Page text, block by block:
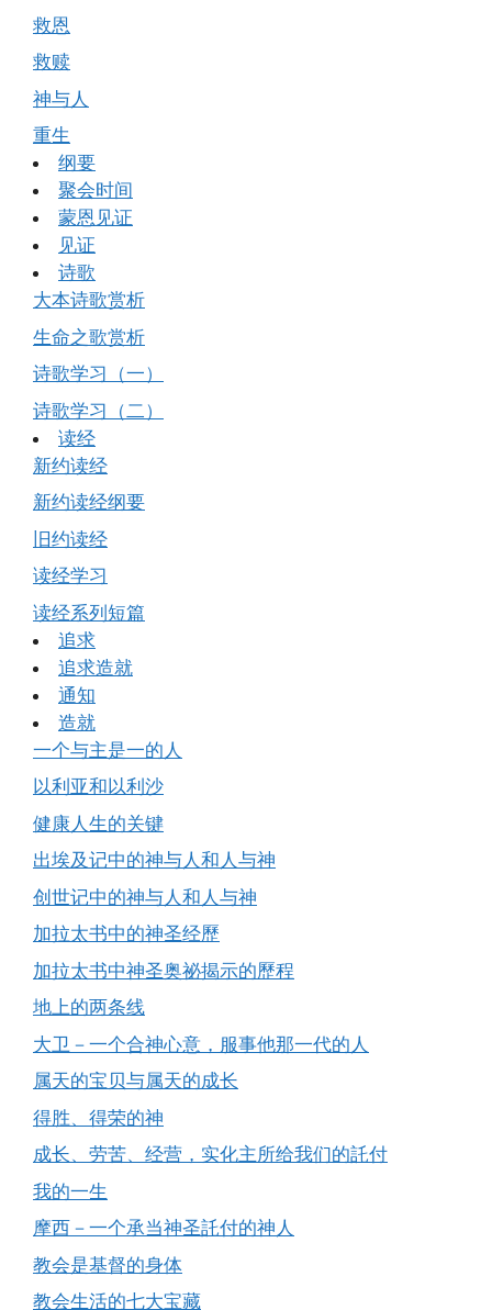
救恩
救赎
神与人
重生
纲要
聚会时间
蒙恩见证
见证
诗歌
大本诗歌赏析
生命之歌赏析
诗歌学习（一）
诗歌学习（二）
读经
新约读经
新约读经纲要
旧约读经
读经学习
读经系列短篇
追求
追求造就
通知
造就
一个与主是一的人
以利亚和以利沙
健康人生的关键
出埃及记中的神与人和人与神
创世记中的神与人和人与神
加拉太书中的神圣经歷
加拉太书中神圣奥祕揭示的歷程
地上的两条线
大卫－一个合神心意，服事他那一代的人
属天的宝贝与属天的成长
得胜、得荣的神
成长、劳苦、经营，实化主所给我们的託付
我的一生
摩西－一个承当神圣託付的神人
教会是基督的身体
教会生活的七大宝藏